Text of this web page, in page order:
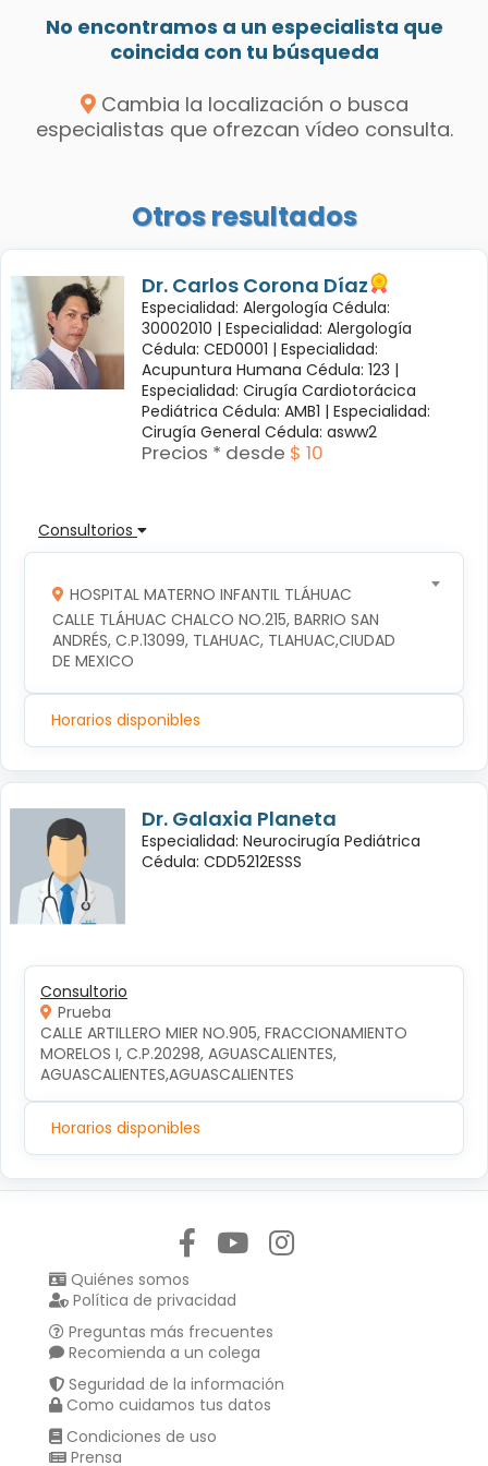
No encontramos a un especialista que
coincida con tu búsqueda
Cambia la localización o busca
especialistas que ofrezcan vídeo consulta.
Otros resultados
Dr. Carlos Corona Díaz
Especialidad: Alergología Cédula:
30002010 | Especialidad: Alergología
Cédula: CED0001 | Especialidad:
Acupuntura Humana Cédula: 123 |
Especialidad: Cirugía Cardiotorácica
Pediátrica Cédula: AMB1 | Especialidad:
Cirugía General Cédula: asww2
Precios * desde $ 10
Consultorios
HOSPITAL MATERNO INFANTIL TLÁHUAC
CALLE TLÁHUAC CHALCO NO.215, BARRIO SAN
ANDRÉS, C.P.13099, TLAHUAC, TLAHUAC,CIUDAD
DE MEXICO
Horarios disponibles
Dr. Galaxia Planeta
Especialidad: Neurocirugía Pediátrica
Cédula: CDD5212ESSS
Consultorio
Prueba
CALLE ARTILLERO MIER NO.905, FRACCIONAMIENTO
MORELOS I, C.P.20298, AGUASCALIENTES,
AGUASCALIENTES,AGUASCALIENTES
Horarios disponibles
Quiénes somos
Política de privacidad
Preguntas más frecuentes
Recomienda a un colega
Seguridad de la información
Como cuidamos tus datos
Condiciones de uso
Prensa